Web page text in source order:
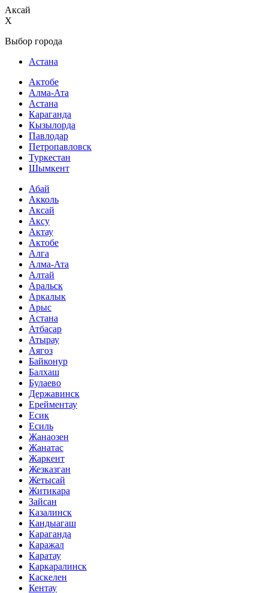
Аксай
X
Выбор города
Астана
Актобе
Алма-Ата
Астана
Караганда
Кызылорда
Павлодар
Петропавловск
Туркестан
Шымкент
Абай
Акколь
Аксай
Аксу
Актау
Актобе
Алга
Алма-Ата
Алтай
Аральск
Аркалык
Арыс
Астана
Атбасар
Атырау
Аягоз
Байконур
Балхаш
Булаево
Державинск
Ерейментау
Есик
Есиль
Жанаозен
Жанатас
Жаркент
Жезказган
Жетысай
Житикара
Зайсан
Казалинск
Кандыагаш
Караганда
Каражал
Каратау
Каркаралинск
Каскелен
Кентау